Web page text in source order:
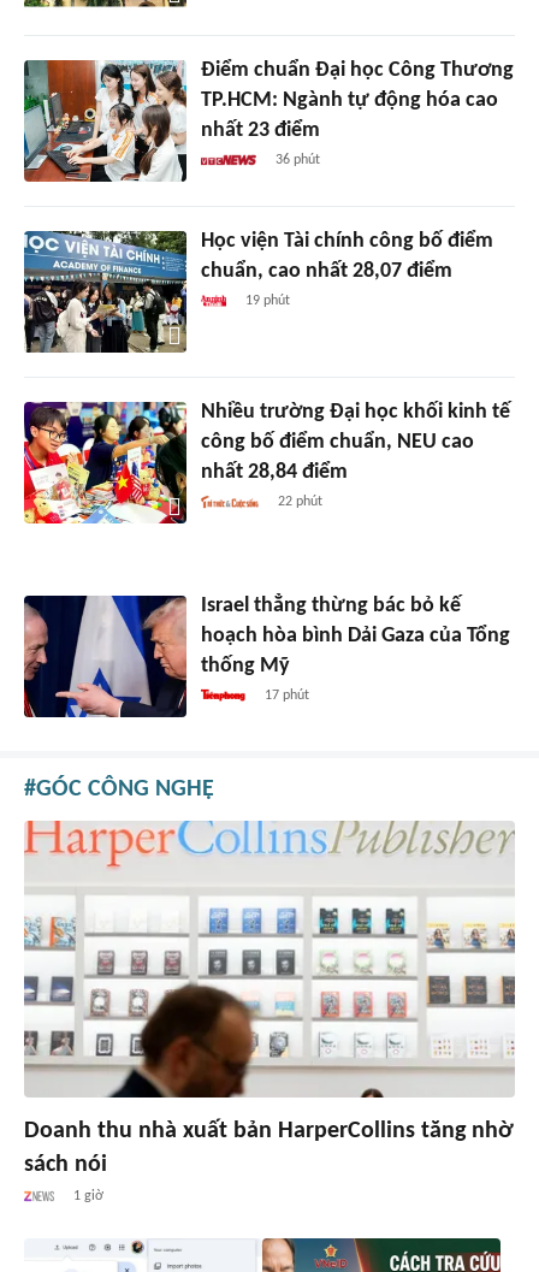
Điểm chuẩn Đại học Công Thương
TP.HCM: Ngành tự động hóa cao
nhất 23 điểm
36 phút
Học viện Tài chính công bố điểm
chuẩn, cao nhất 28,07 điểm
19 phút
Nhiều trường Đại học khối kinh tế
công bố điểm chuẩn, NEU cao
nhất 28,84 điểm
22 phút
Israel thẳng thừng bác bỏ kế
hoạch hòa bình Dải Gaza của Tổng
thống Mỹ
17 phút
GÓC CÔNG NGHỆ
Doanh thu nhà xuất bản HarperCollins tăng nhờ
sách nói
1 giờ